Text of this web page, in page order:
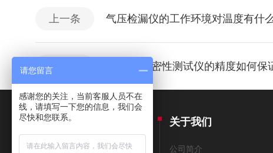
上一条 气压检漏仪的工作环境对温度有什
下一条 FAKRA气密性测试仪的精度如何保
产品中心
气密性测试仪
关于我们
公司简介
请您留言
感谢您的关注，当前客服人员不在
线，请填写一下您的信息，我们会
尽快和您联系。